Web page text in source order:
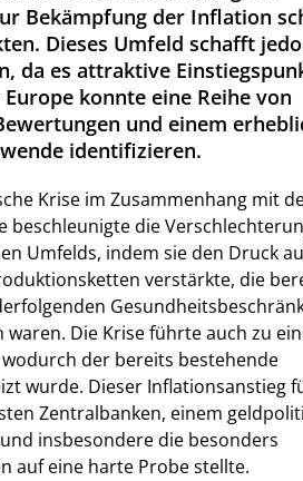
Bekämpfung der Inflation
Dieses Umfeld schafft
da es attraktive
konnte eine Reihe von
und einem
identifizieren.
Krise im Zusammenhang mit
beschleunigte die
Umfelds, indem sie den Druck
verstärkte, die
waren. Die Krise führte auch zu
der bereits bestehende
wurde. Dieser Inflationsanstieg
Zentralbanken, einem
insbesondere die besonders
auf eine harte Probe stellte.